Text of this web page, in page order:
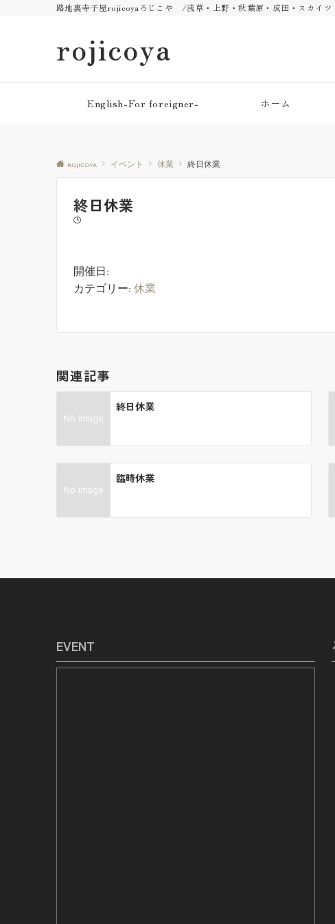
路地裏寺子屋rojicoyaろじこや /浅草・上野・秋葉原・成田・スカイ
rojicoya
English-For foreigner- ホーム
rojicoya イベント 休業 終日休業
終日休業
開催日:
カテゴリー: 休業
関連記事
終日休業
臨時休業
EVENT